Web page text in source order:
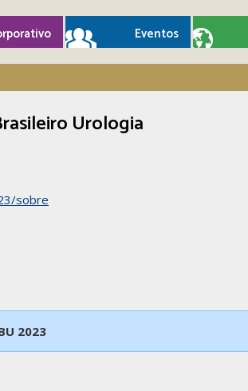
Eventos
Urologia
sobre
2023